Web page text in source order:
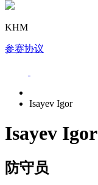
KHM
参赛协议
Isayev Igor
Isayev Igor
防守员